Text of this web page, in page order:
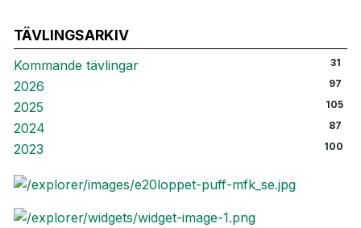
TÄVLINGSARKIV
Kommande tävlingar 31
2026 97
2025 105
2024 87
2023 100